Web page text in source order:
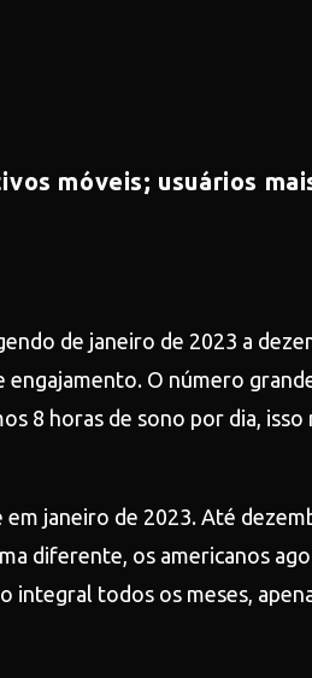
móveis; usuários
de janeiro de 2023 a
O número
8 horas de sono por dia,
janeiro de 2023. Até
diferente, os americanos
integral todos os meses,